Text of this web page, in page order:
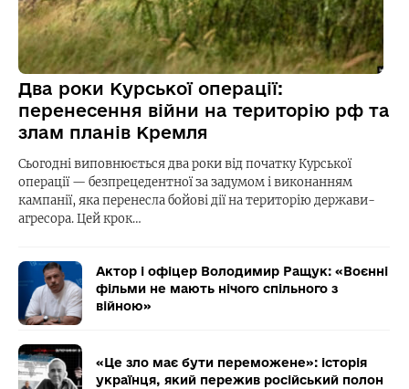
Два роки Курської операції:
перенесення війни на територію рф та
злам планів Кремля
Сьогодні виповнюється два роки від початку Курської
операції — безпрецедентної за задумом і виконанням
кампанії, яка перенесла бойові дії на територію держави-
агресора. Цей крок…
Актор і офіцер Володимир Ращук: «Воєнні
фільми не мають нічого спільного з
війною»
«Це зло має бути переможене»: історія
українця, який пережив російський полон